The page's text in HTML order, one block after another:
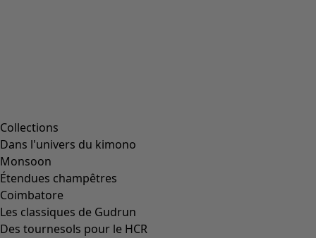
Collections
Dans l'univers du kimono
Monsoon
Étendues champêtres
Coimbatore
Les classiques de Gudrun
Des tournesols pour le HCR